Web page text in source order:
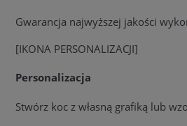
Gwarancja najwyższej jakości
[IKONA PERSONALIZACJI]
Personalizacja
Stwórz koc z własną grafiką lub